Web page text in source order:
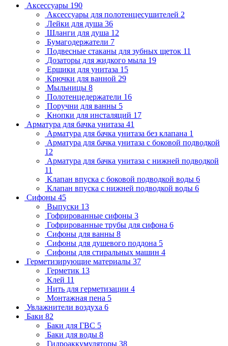
Аксессуары 190
Аксессуары для полотенцесушителей 2
Лейки для душа 36
Шланги для душа 12
Бумагодержатели 7
Подвесные стаканы для зубных щеток 11
Дозаторы для жидкого мыла 19
Ершики для унитаза 15
Крючки для ванной 29
Мыльницы 8
Полотенцедержатели 16
Поручни для ванны 5
Кнопки для инсталяций 17
Арматура для бачка унитаза 41
Арматура для бачка унитаза без клапана 1
Арматура для бачка унитаза с боковой подводкой
12
Арматура для бачка унитаза с нижней подводкой
11
Клапан впуска с боковой подводкой воды 6
Клапан впуска с нижней подводкой воды 6
Сифоны 45
Выпуски 13
Гофрированные сифоны 3
Гофрированные трубы для сифона 6
Сифоны для ванны 8
Сифоны для душевого поддона 5
Сифоны для стиральных машин 4
Герметизирующие материалы 37
Герметик 13
Клей 11
Нить для герметизации 4
Монтажная пена 5
Увлажнители воздуха 6
Баки 82
Баки для ГВС 5
Баки для воды 8
Гидроаккумуляторы 38